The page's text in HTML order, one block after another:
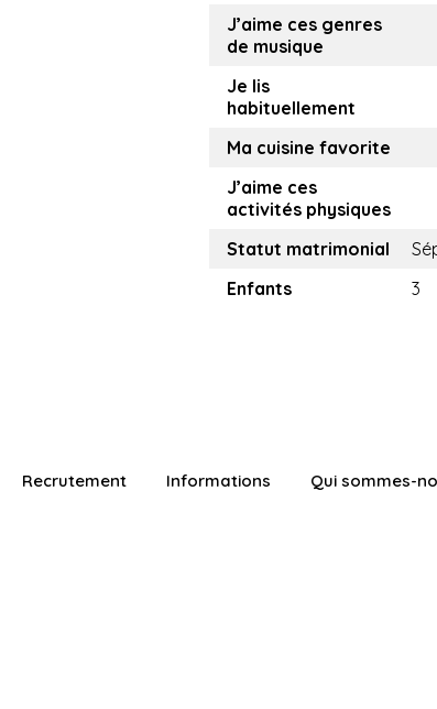
J’aime ces genres
de musique
Je lis
habituellement
Ma cuisine favorite
J’aime ces
activités physiques
Statut matrimonial
Enfants
3
Recrutement Informations Qui sommes-